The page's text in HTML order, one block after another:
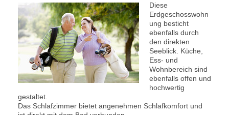
Diese
Erdgeschosswohn
ung besticht
ebenfalls durch
den direkten
Seeblick. Küche,
Ess- und
Wohnbereich sind
ebenfalls offen und
hochwertig
gestaltet.
Das Schlafzimmer bietet angenehmen Schlafkomfort und